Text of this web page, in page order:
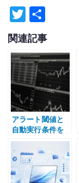
T
w
it
te
r
有
関連記事
アラート閾値と
自動実行条件を
混同しない – 通
知、抑制、停
止、切り戻しの
境界を分ける